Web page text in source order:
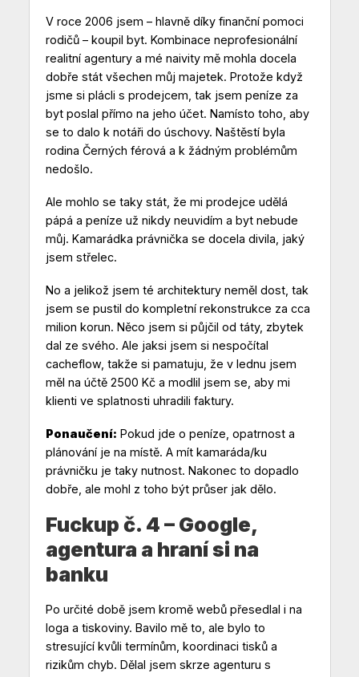
V roce 2006 jsem – hlavně díky finanční pomoci
rodičů – koupil byt. Kombinace neprofesionální
realitní agentury a mé naivity mě mohla docela
dobře stát všechen můj majetek. Protože když
jsme si plácli s prodejcem, tak jsem peníze za
byt poslal přímo na jeho účet. Namísto toho, aby
se to dalo k notáři do úschovy. Naštěstí byla
rodina Černých férová a k žádným problémům
nedošlo.
Ale mohlo se taky stát, že mi prodejce udělá
pápá a peníze už nikdy neuvidím a byt nebude
můj. Kamarádka právnička se docela divila, jaký
jsem střelec.
No a jelikož jsem té architektury neměl dost, tak
jsem se pustil do kompletní rekonstrukce za cca
milion korun. Něco jsem si půjčil od táty, zbytek
dal ze svého. Ale jaksi jsem si nespočítal
cacheflow, takže si pamatuju, že v lednu jsem
měl na účtě 2500 Kč a modlil jsem se, aby mi
klienti ve splatnosti uhradili faktury.
Ponaučení: Pokud jde o peníze, opatrnost a
plánování je na místě. A mít kamaráda/ku
právničku je taky nutnost. Nakonec to dopadlo
dobře, ale mohl z toho být průser jak dělo.
Fuckup č. 4 – Google,
agentura a hraní si na
banku
Po určité době jsem kromě webů přesedlal i na
loga a tiskoviny. Bavilo mě to, ale bylo to
stresující kvůli termínům, koordinaci tisků a
rizikům chyb. Dělal jsem skrze agenturu s